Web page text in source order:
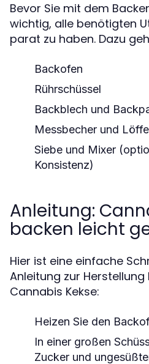
Bevor Sie mit dem
wichtig, alle benötigten
parat zu haben. Dazu
Backofen
Rührschüssel
Backblech und
Messbecher und
Siebe und Mixer
Konsistenz)
Anleitung:
backen leicht
Hier ist eine einfache
Anleitung zur Herstellung
Cannabis Kekse:
Heizen Sie den
In einer großen
Zucker und